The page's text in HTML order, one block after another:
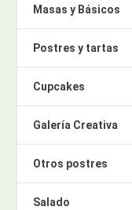
Masas y Básicos
Postres y tartas
Cupcakes
Galería Creativa
Otros postres
Salado